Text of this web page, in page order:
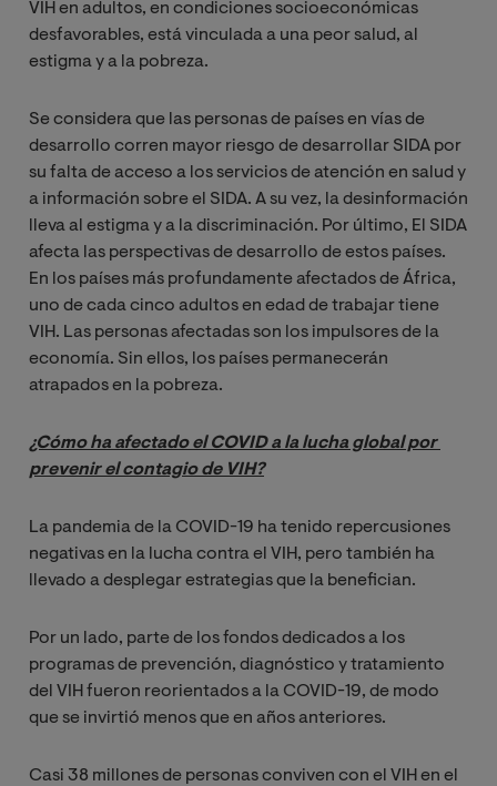
VIH en adultos, en condiciones socioeconómicas
desfavorables, está vinculada a una peor salud, al
estigma y a la pobreza.
Se considera que las personas de países en vías de
desarrollo corren mayor riesgo de desarrollar SIDA por
su falta de acceso a los servicios de atención en salud y
a información sobre el SIDA. A su vez, la desinformación
lleva al estigma y a la discriminación. Por último, El SIDA
afecta las perspectivas de desarrollo de estos países.
En los países más profundamente afectados de África,
uno de cada cinco adultos en edad de trabajar tiene
VIH. Las personas afectadas son los impulsores de la
economía. Sin ellos, los países permanecerán
atrapados en la pobreza.
¿Cómo ha afectado el COVID a la lucha global por
prevenir el contagio de VIH?
La pandemia de la COVID-19 ha tenido repercusiones
negativas en la lucha contra el VIH, pero también ha
llevado a desplegar estrategias que la benefician.
Por un lado, parte de los fondos dedicados a los
programas de prevención, diagnóstico y tratamiento
del VIH fueron reorientados a la COVID-19, de modo
que se invirtió menos que en años anteriores.
Casi 38 millones de personas conviven con el VIH en el